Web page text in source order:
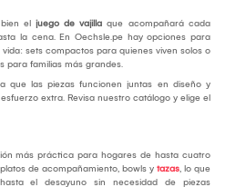
el juego de vajilla que acompañará cada
la cena. En Oechsle.pe hay opciones para
sets compactos para quienes viven solos o
para familias más grandes.
que las piezas funcionen juntas en diseño y
extra. Revisa nuestro catálogo y elige el
más práctica para hogares de hasta cuatro
de acompañamiento, bowls y tazas, lo que
el desayuno sin necesidad de piezas